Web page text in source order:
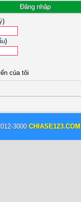
Đăng nhập
)
)
của tôi
3000 CHIASE123.COM